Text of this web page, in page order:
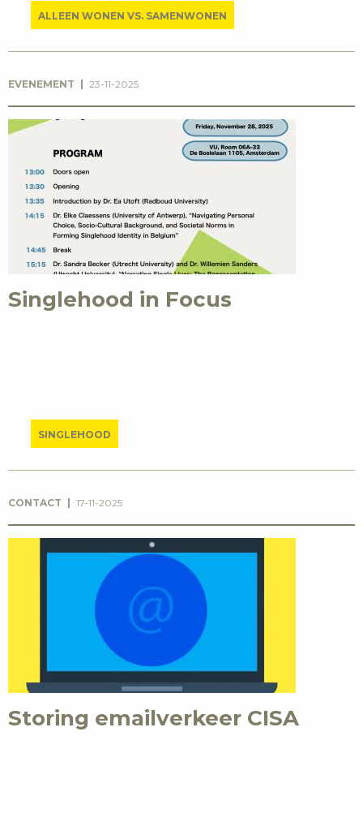
ALLEEN WONEN VS. SAMENWONEN
EVENEMENT 23-11-2025
Singlehood in Focus
SINGLEHOOD
CONTACT 17-11-2025
Storing emailverkeer CISA